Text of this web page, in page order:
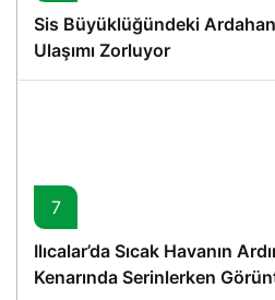
Sis Büyüklüğündeki
Ulaşımı Zorluyor
7
Ilıcalar’da Sıcak Havanın
Kenarında Serinlerken